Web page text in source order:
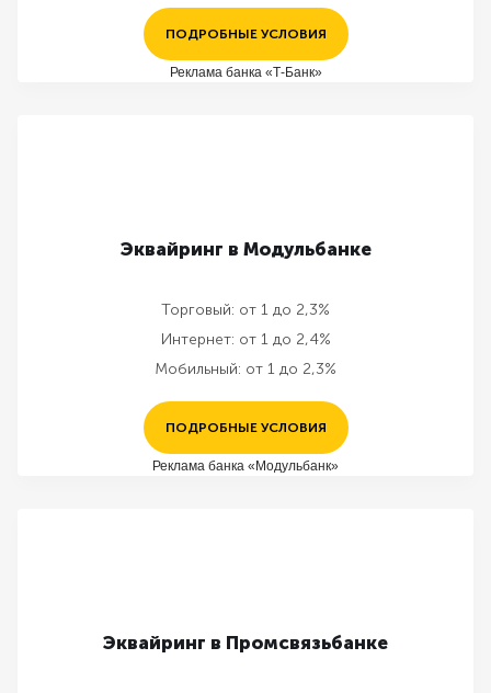
ПОДРОБНЫЕ УСЛОВИЯ
Реклама банка «Т-Банк»
Эквайринг в Модульбанке
Торговый: от 1 до 2,3%
Интернет: от 1 до 2,4%
Мобильный: от 1 до 2,3%
ПОДРОБНЫЕ УСЛОВИЯ
Реклама банка «Модульбанк»
Эквайринг в Промсвязьбанке